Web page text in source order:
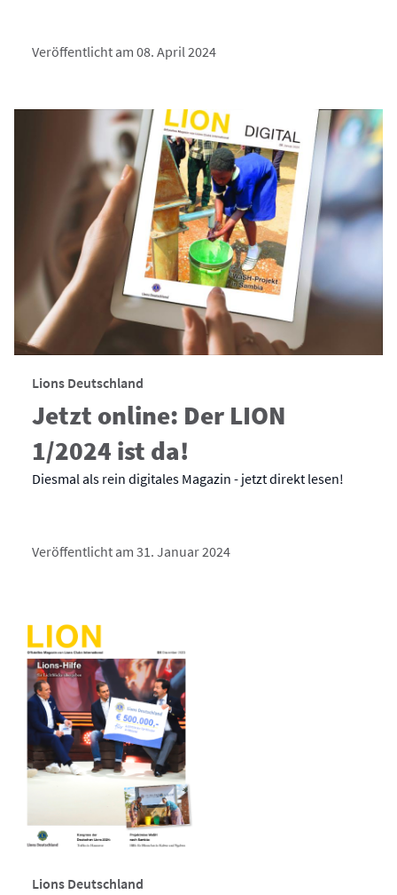
Veröffentlicht am 08. April 2024
Lions Deutschland
Jetzt online: Der LION
1/2024 ist da!
Diesmal als rein digitales Magazin - jetzt direkt lesen!
Veröffentlicht am 31. Januar 2024
Lions Deutschland